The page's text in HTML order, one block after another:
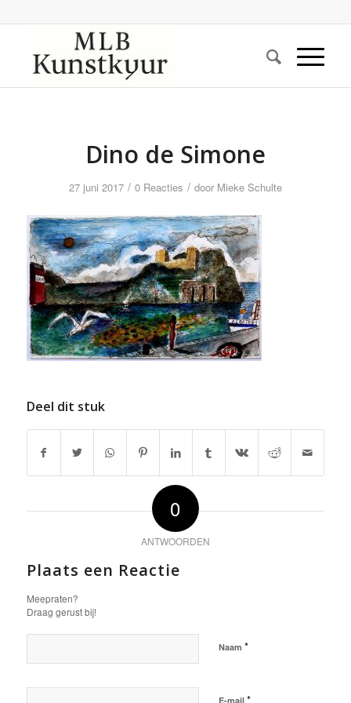
Dino de Simone
27 juni 2017 / 0 Reacties / door Mieke Schulte
Deel dit stuk
0
ANTWOORDEN
Plaats een Reactie
Meepraten?
Draag gerust bij!
Naam *
E-mail *